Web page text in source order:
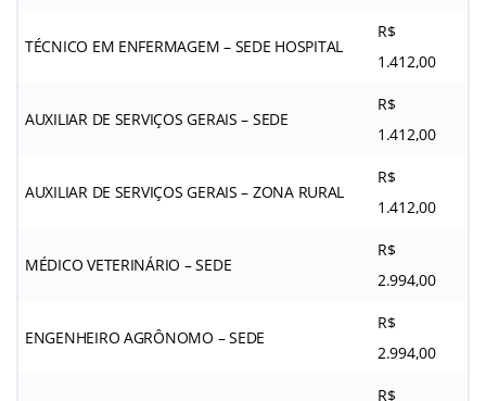
TÉCNICO EM ENFERMAGEM – SEDE HOSPITAL
R$
1.412,00
AUXILIAR DE SERVIÇOS GERAIS – SEDE
R$
1.412,00
AUXILIAR DE SERVIÇOS GERAIS – ZONA RURAL
R$
1.412,00
MÉDICO VETERINÁRIO – SEDE
R$
2.994,00
ENGENHEIRO AGRÔNOMO – SEDE
R$
2.994,00
R$